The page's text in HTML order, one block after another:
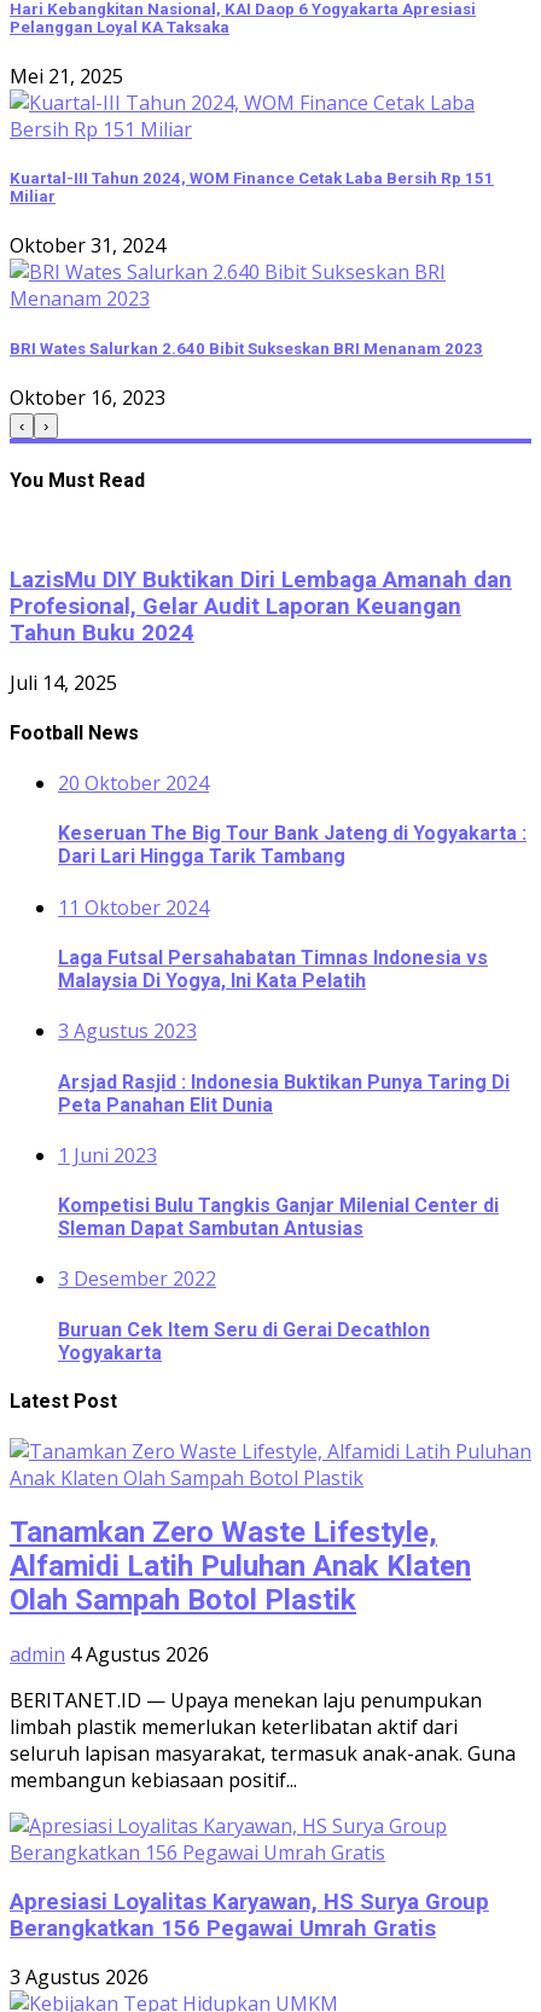
Hari Kebangkitan Nasional, KAI Daop 6 Yogyakarta Apresiasi
Pelanggan Loyal KA Taksaka
Mei 21, 2025
Kuartal-III Tahun 2024, WOM Finance Cetak Laba Bersih Rp 151
Miliar
Oktober 31, 2024
BRI Wates Salurkan 2.640 Bibit Sukseskan BRI Menanam 2023
Oktober 16, 2023
‹ ›
You Must Read
LazisMu DIY Buktikan Diri Lembaga Amanah dan
Profesional, Gelar Audit Laporan Keuangan
Tahun Buku 2024
Juli 14, 2025
Football News
20 Oktober 2024
Keseruan The Big Tour Bank Jateng di Yogyakarta :
Dari Lari Hingga Tarik Tambang
11 Oktober 2024
Laga Futsal Persahabatan Timnas Indonesia vs
Malaysia Di Yogya, Ini Kata Pelatih
3 Agustus 2023
Arsjad Rasjid : Indonesia Buktikan Punya Taring Di
Peta Panahan Elit Dunia
1 Juni 2023
Kompetisi Bulu Tangkis Ganjar Milenial Center di
Sleman Dapat Sambutan Antusias
3 Desember 2022
Buruan Cek Item Seru di Gerai Decathlon
Yogyakarta
Latest Post
Tanamkan Zero Waste Lifestyle,
Alfamidi Latih Puluhan Anak Klaten
Olah Sampah Botol Plastik
admin 4 Agustus 2026
BERITANET.ID — Upaya menekan laju penumpukan
limbah plastik memerlukan keterlibatan aktif dari
seluruh lapisan masyarakat, termasuk anak-anak. Guna
membangun kebiasaan positif...
Apresiasi Loyalitas Karyawan, HS Surya Group
Berangkatkan 156 Pegawai Umrah Gratis
3 Agustus 2026